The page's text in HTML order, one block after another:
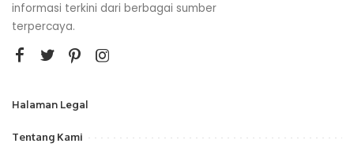
informasi terkini dari berbagai sumber
terpercaya.
Halaman Legal
Tentang Kami